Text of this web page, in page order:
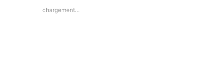
chargement…